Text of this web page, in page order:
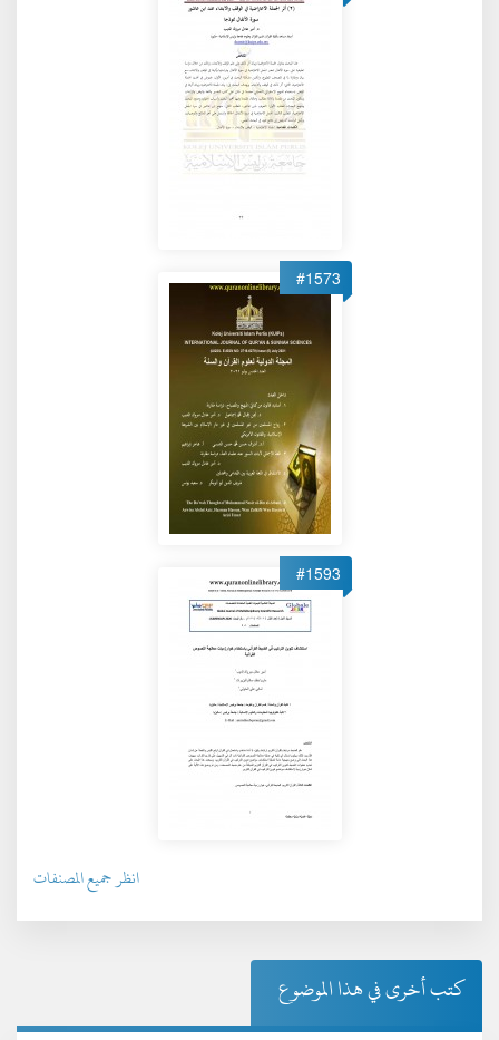
#1573
#1593
انظر جميع المصنفات
كتب أخرى في هذا الموضوع